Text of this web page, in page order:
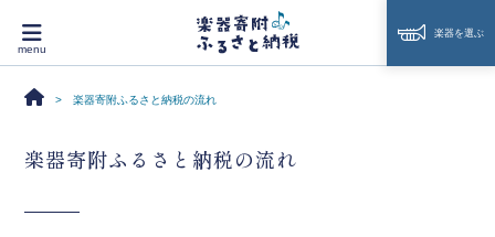
楽器を選ぶ
楽器寄附ふるさと納税の流れ
楽器寄附ふるさと納税の流れ